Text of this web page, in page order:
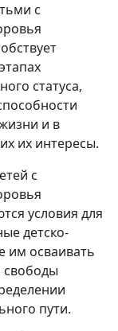
с
статуса,
и в
их интересы.
с
условия для
детско-
им осваивать
пути.